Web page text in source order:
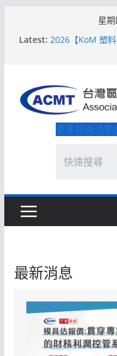
星
Latest: 2026【KoM 塑
【培訓課程】【
具展重磅登場
ACMT打造「
2026【QoM 射
更多技術活動
最新消息